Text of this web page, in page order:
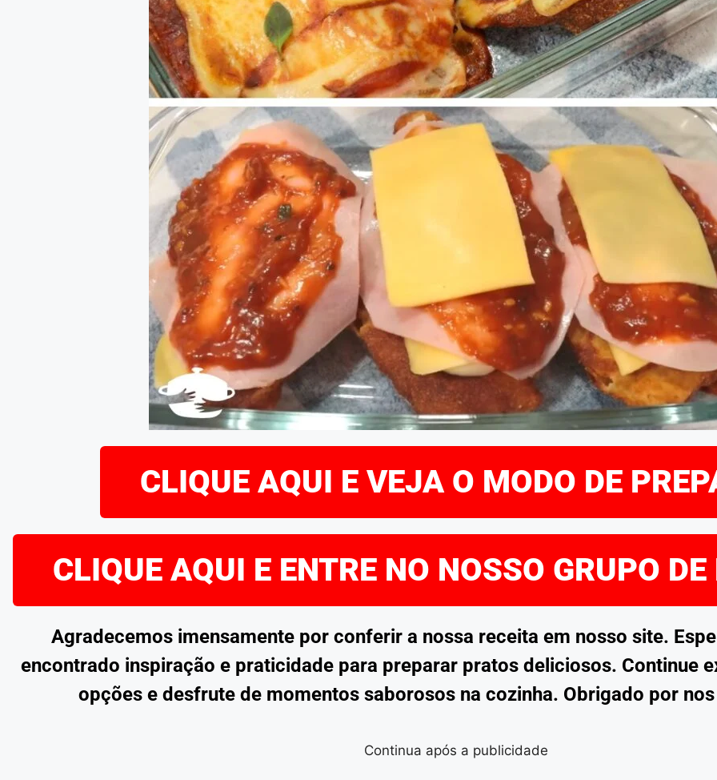
CLIQUE AQUI E VEJA O MODO DE
CLIQUE AQUI E ENTRE NO NOSSO GRUPO DE
Agradecemos imensamente por conferir a nossa receita em nosso site.
encontrado inspiração e praticidade para preparar pratos deliciosos. Continue
opções e desfrute de momentos saborosos na cozinha. Obrigado por
Continua após a publicidade